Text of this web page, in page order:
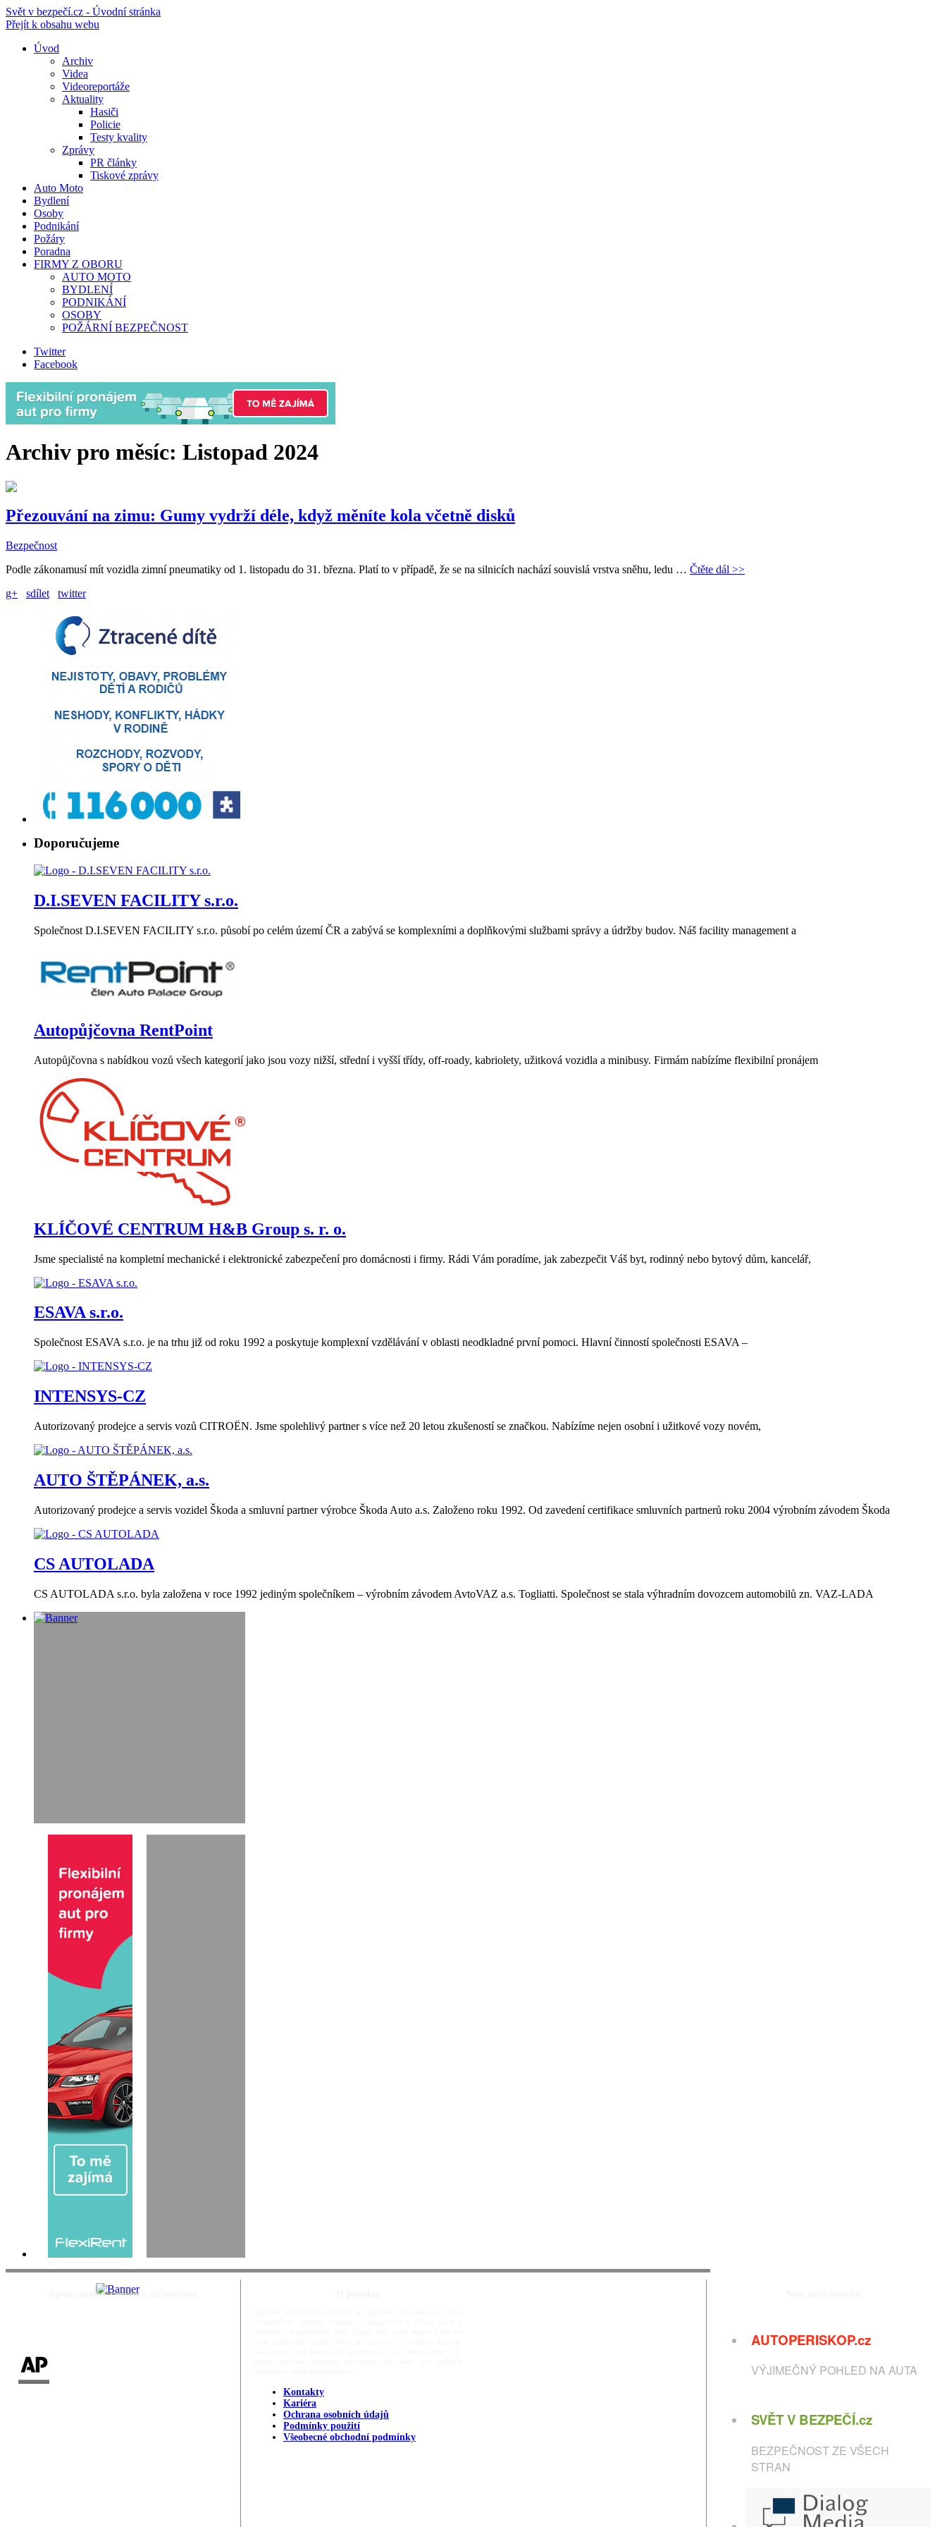
Svět v bezpečí.cz - Úvodní stránka
Přejít k obsahu webu
Úvod
Archiv
Videa
Videoreportáže
Aktuality
Hasiči
Policie
Testy kvality
Zprávy
PR články
Tiskové zprávy
Auto Moto
Bydlení
Osoby
Podnikání
Požáry
Poradna
FIRMY Z OBORU
AUTO MOTO
BYDLENÍ
PODNIKÁNÍ
OSOBY
POŽÁRNÍ BEZPEČNOST
Twitter
Facebook
Archiv pro měsíc: Listopad 2024
Přezouvání na zimu: Gumy vydrží déle, když měníte kola včetně disků
Bezpečnost
Podle zákonamusí mít vozidla zimní pneumatiky od 1. listopadu do 31. března. Platí to v případě, že se na silnicích nachází souvislá vrstva sněhu, ledu … Čtěte dál >>
g+
sdílet twitter
Doporučujeme
D.I.SEVEN FACILITY s.r.o.
Společnost D.I.SEVEN FACILITY s.r.o. působí po celém území ČR a zabývá se komplexními a doplňkovými službami správy a údržby budov. Náš facility management a
Autopůjčovna RentPoint
Autopůjčovna s nabídkou vozů všech kategorií jako jsou vozy nižší, střední i vyšší třídy, off-roady, kabriolety, užitková vozidla a minibusy. Firmám nabízíme flexibilní pronájem
KLÍČOVÉ CENTRUM H&B Group s. r. o.
Jsme specialisté na kompletní mechanické i elektronické zabezpečení pro domácnosti i firmy. Rádi Vám poradíme, jak zabezpečit Váš byt, rodinný nebo bytový dům, kancelář,
ESAVA s.r.o.
Společnost ESAVA s.r.o. je na trhu již od roku 1992 a poskytuje komplexní vzdělávání v oblasti neodkladné první pomoci. Hlavní činností společnosti ESAVA –
INTENSYS-CZ
Autorizovaný prodejce a servis vozů CITROËN. Jsme spolehlivý partner s více než 20 letou zkušeností se značkou. Nabízíme nejen osobní i užitkové vozy novém,
AUTO ŠTĚPÁNEK, a.s.
Autorizovaný prodejce a servis vozidel Škoda a smluvní partner výrobce Škoda Auto a.s. Založeno roku 1992. Od zavedení certifikace smluvních partnerů roku 2004 výrobním závodem Škoda
CS AUTOLADA
CS AUTOLADA s.r.o. byla založena v roce 1992 jediným společníkem – výrobním závodem AvtoVAZ a.s. Togliatti. Společnost se stala výhradním dovozcem automobilů zn. VAZ-LADA
Zpravodajství a novinky na internetu
AUTOPERISKOP.cz
VÝJIMEČNÝ POHLED NA AUTA
SVĚT V BEZPEČÍ.cz
BEZPEČNOST ZE VŠECH
STRAN
Kontakty
Kariéra
Ochrana osobních údajů
Podmínky použití
Všeobecné obchodní podmínky